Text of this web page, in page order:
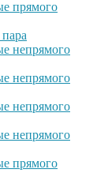
прямого
непрямого
непрямого
непрямого
непрямого
прямого